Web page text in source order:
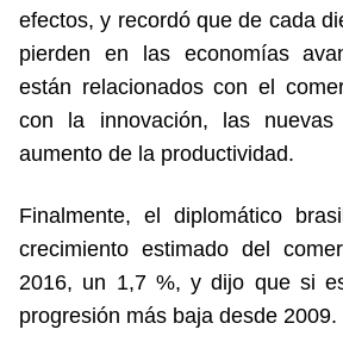
efectos, y recordó que de cada
pierden en las economías
están relacionados con el
con la innovación, las
aumento de la productividad.
Finalmente, el diplomático
crecimiento estimado del
2016, un 1,7 %, y dijo que si
progresión más baja desde 2009.